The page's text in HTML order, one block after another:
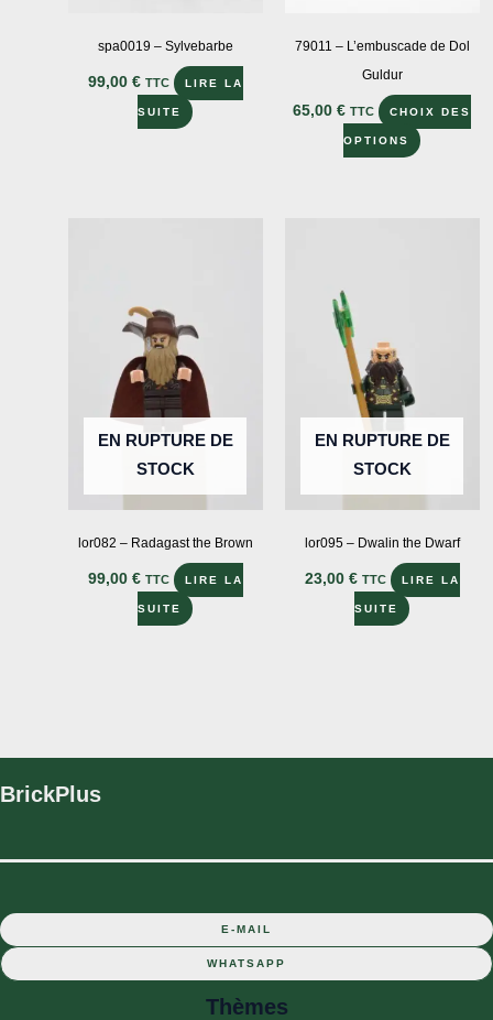
spa0019 – Sylvebarbe
99,00 € TTC LIRE LA
SUITE
79011 – L’embuscade de Dol
Guldur
65,00€ TTC CHOIX DES
OPTIONS
Ce
du
produit
EN RUPTURE DE
STOCK
lor082 – Radagast the Brown
99,00 € TTC LIRE LA
SUITE
EN RUPTURE DE
STOCK
lor095 – Dwalin the Dwarf
23,00 € TTC LIRE LA
SUITE
BrickPlus
E-MAIL
WHATSAPP
Thèmes